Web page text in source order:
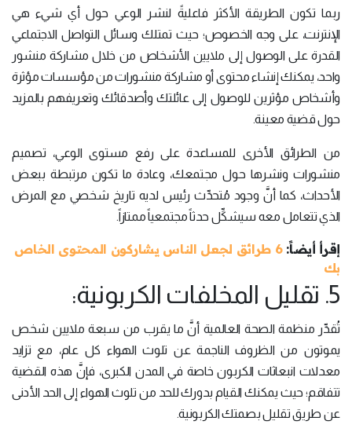
ربما تكون الطريقة الأكثر فاعليةً لنشر الوعي حول أي شيء هي
الإنترنت، على وجه الخصوص؛ حيث تمتلك وسائل التواصل الاجتماعي
القدرة على الوصول إلى ملايين الأشخاص من خلال مشاركة منشور
واحد، يمكنك إنشاء محتوى أو مشاركة منشورات من مؤسسات مؤثرة
وأشخاص مؤثرين للوصول إلى عائلتك وأصدقائك وتعريفهم بالمزيد
حول قضية معينة.
من الطرائق الأخرى للمساعدة على رفع مستوى الوعي، تصميم
منشورات ونشرها حول مجتمعك، وعادة ما تكون مرتبطة ببعض
الأحداث، كما أنَّ وجود مُتحدِّث رئيس لديه تاريخ شخصي مع المرض
الذي تتعامل معه سيشكِّل حدثاً مجتمعياً ممتازاً.
إقرأ أيضاً:
6 طرائق لجعل الناس يشاركون المحتوى الخاص
بك
5. تقليل المخلفات الكربونية:
تُقدِّر منظمة الصحة العالمية أنَّ ما يقرب من سبعة ملايين شخص
يموتون من الظروف الناجمة عن تلوث الهواء كل عام، مع تزايد
معدلات انبعاثات الكربون خاصة في المدن الكبرى، فإنَّ هذه القضية
تتفاقم؛ حيث يمكنك القيام بدورك للحد من تلوث الهواء إلى الحد الأدنى
عن طريق تقليل بصمتك الكربونية.